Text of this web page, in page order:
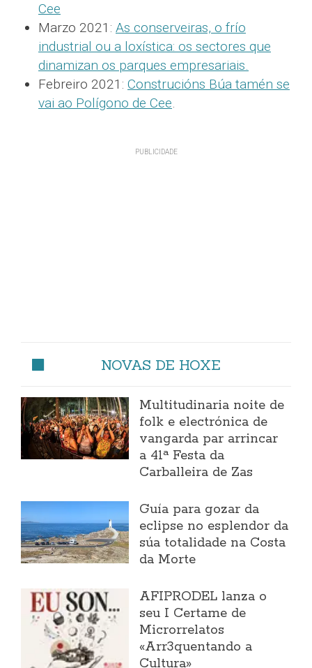
Cee
Marzo 2021: As conserveiras, o frío
industrial ou a loxística: os sectores que
dinamizan os parques empresariais.
Febreiro 2021: Construcións Búa tamén se
vai ao Polígono de Cee.
NOVAS DE HOXE
Multitudinaria noite de
folk e electrónica de
vangarda par arrincar
a 41ª Festa da
Carballeira de Zas
Guía para gozar da
eclipse no esplendor da
súa totalidade na Costa
da Morte
AFIPRODEL lanza o
seu I Certame de
Microrrelatos
«Arr3quentando a
Cultura»